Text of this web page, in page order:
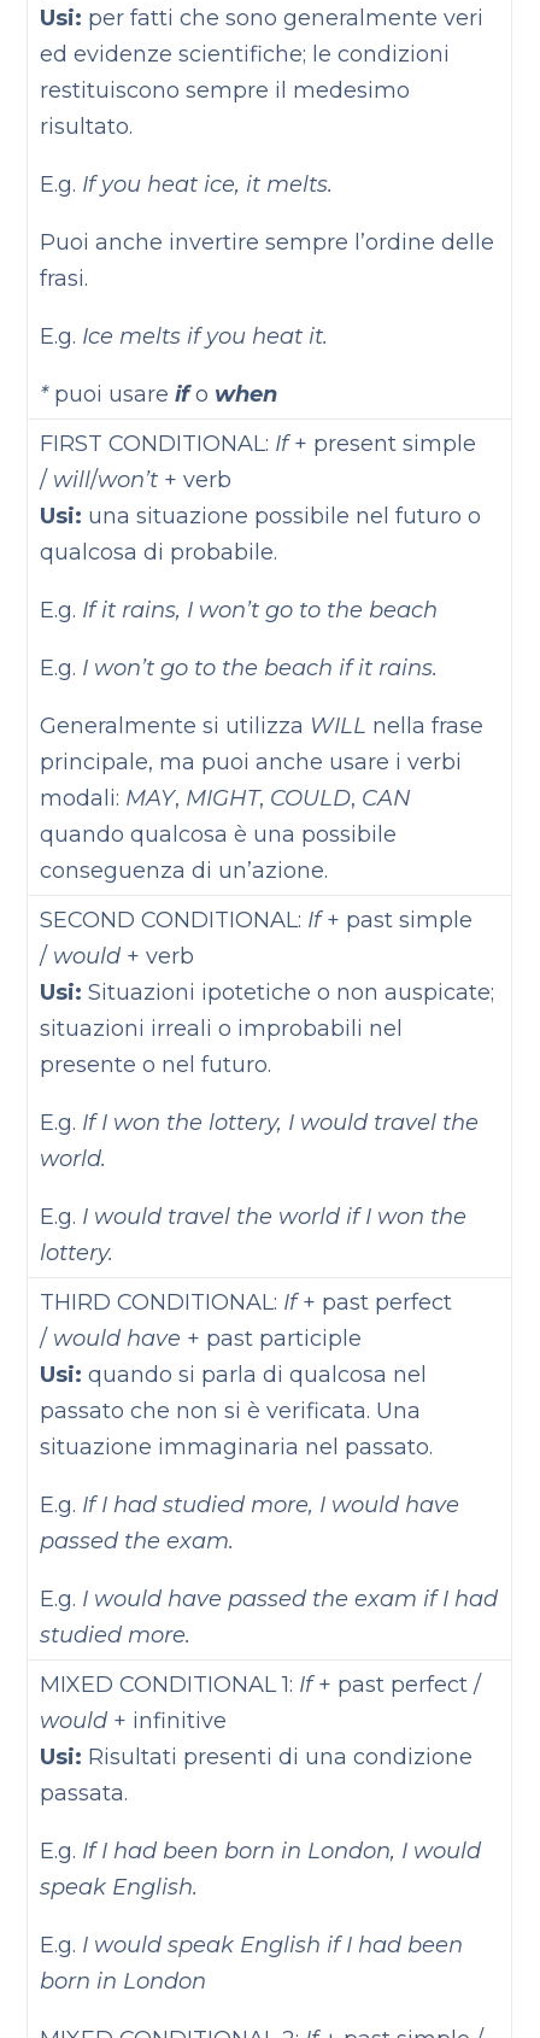
Usi: per fatti che sono generalmente veri
ed evidenze scientifiche; le condizioni
restituiscono sempre il medesimo
risultato.
E.g. If you heat ice, it melts.
Puoi anche invertire sempre l’ordine delle
frasi.
E.g. Ice melts if you heat it.
* puoi usareifo when
FIRST CONDITIONAL: If+ present simple
/ will/won’t + verb
Usi: una situazione possibile nel futuro o
qualcosa di probabile.
E.g. If it rains, I won’t go to the beach
E.g. I won’t go to the beach if it rains.
Generalmente si utilizza WILL nella frase
principale, ma puoi anche usare i verbi
modali: MAY, MIGHT, COULD, CAN
quando qualcosa è una possibile
conseguenza di un’azione.
SECOND CONDITIONAL: If+ past simple
/ would + verb
Usi: Situazioni ipotetiche o non auspicate;
situazioni irreali o improbabili nel
presente o nel futuro.
E.g. If I won the lottery, I would travel the
world.
E.g. I would travel the world if I won the
lottery.
THIRD CONDITIONAL: If+ past perfect
/ would have + past participle
Usi:quando si parla di qualcosa nel
passato che non si è verificata. Una
situazione immaginaria nel passato.
E.g. If I had studied more, I would have
passed the exam.
E.g. I would have passed the exam if I had
studied more.
MIXED CONDITIONAL 1: If+ past perfect /
would + infinitive
Usi: Risultati presenti di una condizione
passata.
E.g. If I had been born in London, I would
speak English.
E.g. I would speak English if I had been
born in London